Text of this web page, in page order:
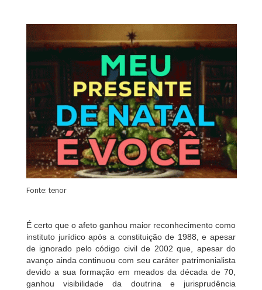
Fonte: tenor
É certo que o afeto ganhou maior reconhecimento como
instituto jurídico após a constituição de 1988, e apesar
de ignorado pelo código civil de 2002 que, apesar do
avanço ainda continuou com seu caráter patrimonialista
devido a sua formação em meados da década de 70,
ganhou visibilidade da doutrina e jurisprudência